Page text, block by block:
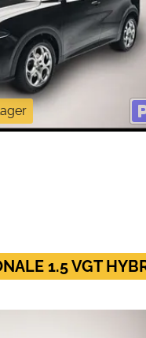
1.5 VGT